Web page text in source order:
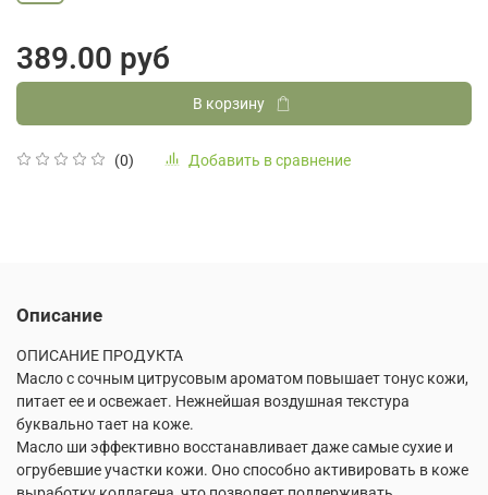
(0) Добавить в сравнение
389.00 руб
В корзину
Описание
ОПИСАНИЕ ПРОДУКТА
Масло с сочным цитрусовым ароматом повышает тонус кожи,
питает ее и освежает. Нежнейшая воздушная текстура
буквально тает на коже.
Масло ши эффективно восстанавливает даже самые сухие и
огрубевшие участки кожи. Оно способно активировать в коже